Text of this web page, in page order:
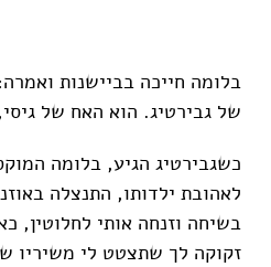
בלומה חייכה בביישנות
של גבירטיג. הוא האח של
כשגבירטיג הגיע, בלומה
לאהובת ילדותו, התנצלה
בשיחה וזנחה אותי לחלוטין,
זקוקה לך שתצטט לי משיריו